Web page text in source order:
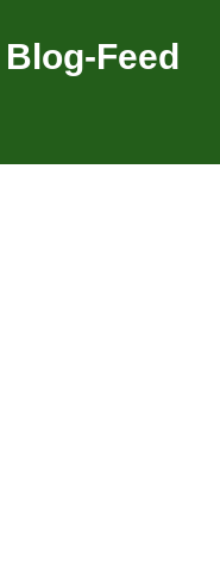
Blog-Feed